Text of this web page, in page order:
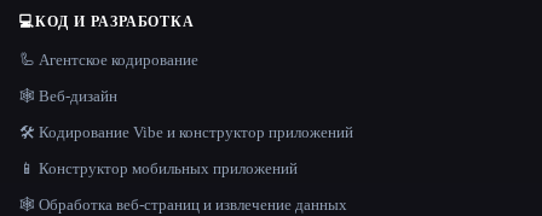
💻КОД И РАЗРАБОТКА
🦾 Агентское кодирование
🕸 Веб-дизайн
🛠️ Кодирование Vibe и конструктор приложений
📱 Конструктор мобильных приложений
🕸️ Обработка веб-страниц и извлечение данных